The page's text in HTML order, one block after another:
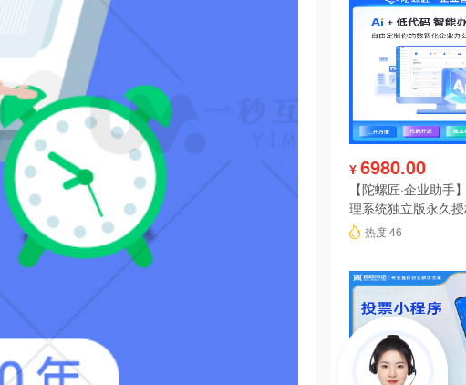
¥ 6980.00
【陀螺匠·企业助手
理系统独立版永久
热度 46